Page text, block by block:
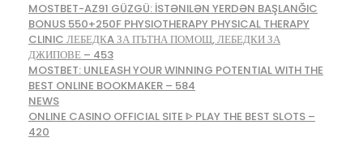
MOSTBET-AZ91 GÜZGÜ: İSTƏNILƏN YERDƏN BAŞLANĞIC
BONUS 550+250F PHYSIOTHERAPY PHYSICAL THERAPY
CLINIC ЛЕБЕДКA ЗА ПЪТНА ПОМОЩ, ЛЕБЕДКИ ЗА
ДЖИПОВЕ – 453
MOSTBET: UNLEASH YOUR WINNING POTENTIAL WITH THE
BEST ONLINE BOOKMAKER – 584
NEWS
ONLINE CASINO OFFICIAL SITE ᐈ PLAY THE BEST SLOTS –
420